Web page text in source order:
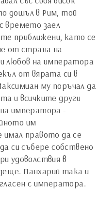
дошъл в Рим, той
времето заел
приближени, като се
от страна на
любов на императора
от вярата си в
му поръчал да
и всичките други
императора -
им
имал правото да се
си събере собствено
удоволствия в
Панхарий така и
с императора.